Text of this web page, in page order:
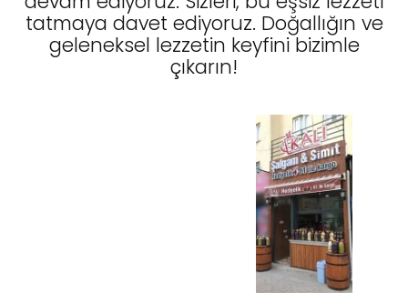
tatmaya davet ediyoruz. Doğallığın ve
geleneksel lezzetin keyfini bizimle
çıkarın!